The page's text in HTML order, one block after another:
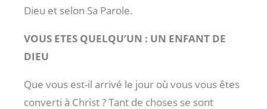
Dieu et selon Sa Parole.
VOUS ETES QUELQU’UN : UN ENFANT DE
DIEU
Que vous est-il arrivé le jour où vous vous êtes
converti à Christ ? Tant de choses se sont